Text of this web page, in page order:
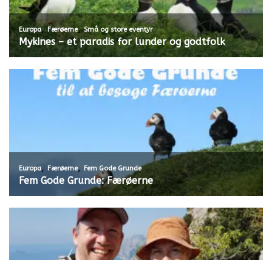
Europa,Færøerne,Små og store eventyr
Mykines – et paradis for lunder og godtfolk
Europa, Færøerne, Fem Gode Grunde
Fem Gode Grunde: Færøerne